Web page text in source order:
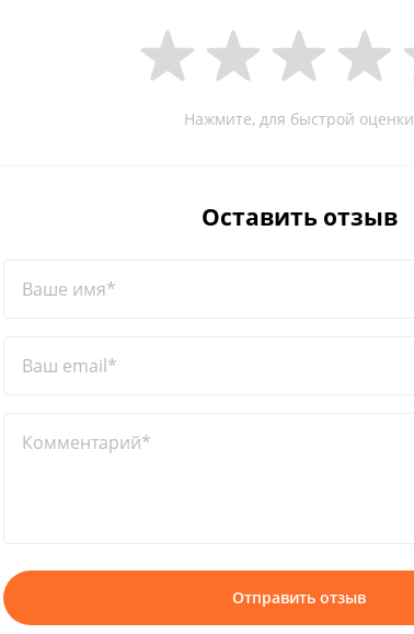
Нажмите, для быстрой оценки
Оставить отзыв
Ваше имя*
Ваш email*
Комментарий*
Отправить отзыв